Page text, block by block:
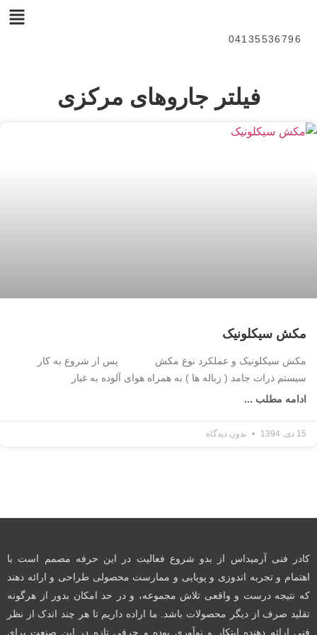
04135536796
فیلتر جاروهای مرکزی
مکش سیکلونیک
مکش سیکلونیک و عملکرد نوع مکش پس از شروع به کار
سیستم ذرات جامد ( زباله ها ) به همراه هوای آلوده به غبار
ادامه مطلب ...
15 دی, 1394 بدون دیدگاه
کادر فنی آرمیداس از بدو شروع فعالیت در این حرفه مصمم است با
اهتمام و تجربه اندوزی و پویایی و ممارست محصولی طراحی و ارائه دهند
که نتیجه درست و واقعی تلاش مجموعه، و در حد امکان بدور از هرگونه
تقلید صرف از دیگر محصولات باشد. ما اراده داریم تا هر چند اندک از نظر
فنی ارائه دهنده ابتکار و نوآوری بوده و حرفی تازه در این صنعت برای